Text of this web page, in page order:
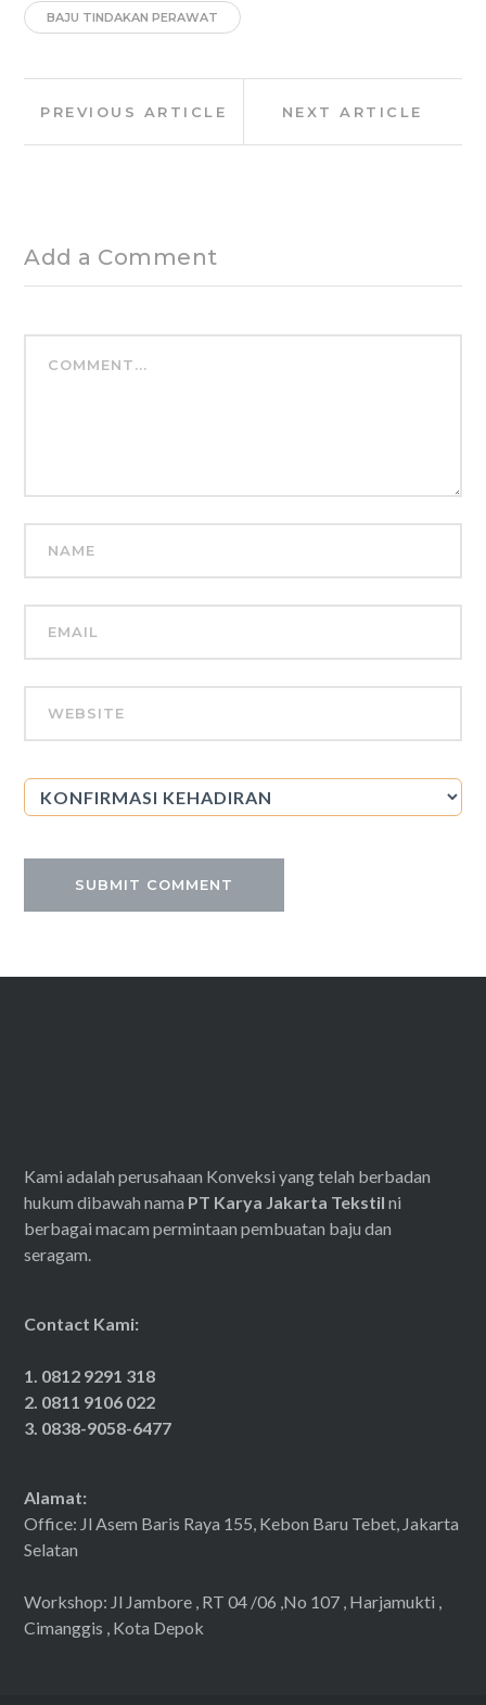
BAJU TINDAKAN PERAWAT
navigation
PREVIOUS ARTICLE NEXT ARTICLE
Add a Comment
Kami adalah perusahaan Konveksi yang telah berbadan
hukum dibawah nama PT Karya Jakarta Tekstilni
berbagai macam permintaan pembuatan baju dan
seragam.
Contact Kami:
1. 0812 9291 318
2. 0811 9106 022
3. 0838-9058-6477
Alamat:
Office: Jl Asem Baris Raya 155, Kebon Baru Tebet, Jakarta
Selatan
Workshop: Jl Jambore , RT 04 /06 ,No 107 , Harjamukti ,
Cimanggis , Kota Depok